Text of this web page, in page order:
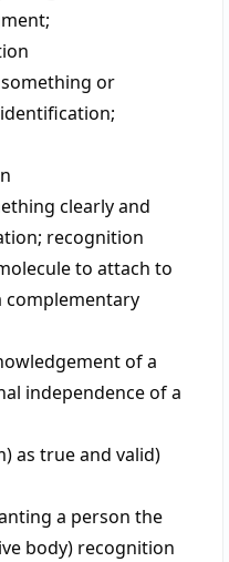
;
or
identification;
clearly and
; recognition
to attach to
complementary
of a
independence of a
as true and valid)
a person the
body) recognition